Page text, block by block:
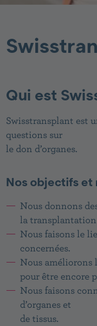
Qui est
Swisstransplant est
questions sur
le don d’organes.
Nos objectifs et
Nous donnons
la transplantation
Nous faisons le
concernées.
Nous améliorons
pour être encore
Nous faisons
d’organes et
de tissus.